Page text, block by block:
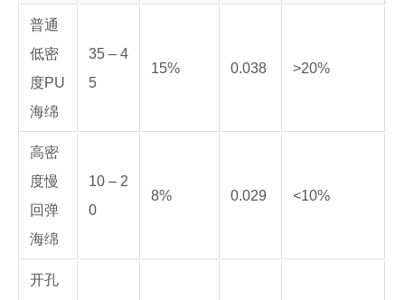
普通
低密
度PU
海绵
35 – 4
5
15% 0.038 >20%
高密
度慢
回弹
海绵
10 – 2
0
8% 0.029 <10%
开孔